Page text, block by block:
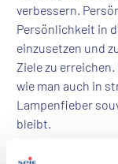
verbessern.
Persönlichkeit in
einzusetzen und
Ziele zu
wie man auch in
Lampenfieber
bleibt.
Inhalte des